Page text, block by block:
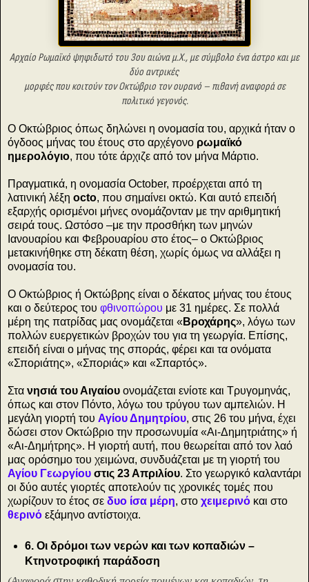
Αρχαίο Ρωμαϊκό ψηφιδωτό του 3ου αιώνα μ.Χ., με σύμβολοένα άστρο και με
δύο αντρικές
μορφέςπου κοιτούν τον Οκτώβριο τον ουρανό – πιθανή αναφορά σε
πολιτικό γεγονός.
Ο Οκτώβριος όπως δηλώνει η ονομασία του, αρχικά ήταν ο
όγδοος μήνας του έτους στο αρχέγονο ρωμαϊκό
ημερολόγιο, που τότε άρχιζε από τον μήνα Μάρτιο.
Πραγματικά, η ονομασία October, προέρχεται από τη
λατινική λέξη octo, που σημαίνει οκτώ. Και αυτό επειδή
εξαρχής ορισμένοι μήνες ονομάζονταν με την αριθμητική
σειρά τους. Ωστόσο –με την προσθήκη των μηνών
Ιανουαρίου και Φεβρουαρίου στο έτος– ο Οκτώβριος
μετακινήθηκε στη δέκατη θέση, χωρίς όμως να αλλάξει η
ονομασία του.
Ο Οκτώβριος ή Οκτώβρης είναι ο δέκατος μήνας του έτους
και ο δεύτερος του φθινοπώρου με 31 ημέρες. Σε πολλά
μέρη της πατρίδας μας ονομάζεται «Βροχάρης», λόγω των
πολλών ευεργετικών βροχών του για τη γεωργία. Επίσης,
επειδή είναι ο μήνας της σποράς, φέρει και τα ονόματα
«Σποριάτης», «Σποριάς» και «Σπαρτός».
Στα νησιά του Αιγαίου ονομάζεται ενίοτε και Τρυγομηνάς,
όπως και στον Πόντο, λόγω του τρύγου των αμπελιών. Η
μεγάλη γιορτή του Αγίου Δημητρίου, στις 26 του μήνα, έχει
δώσει στον Οκτώβριο την προσωνυμία «Αι-Δημητριάτης» ή
«Αι-Δημήτρης». Η γιορτή αυτή, που θεωρείται από τον λαό
μας ορόσημο του χειμώνα, συνδυάζεται με τη γιορτή του
Αγίου Γεωργίου στις 23 Απριλίου. Στο γεωργικό καλαντάρι
οι δύο αυτές γιορτές αποτελούν τις χρονικές τομές που
χωρίζουν το έτος σε δυο ίσα μέρη, στο χειμερινό και στο
θερινό εξάμηνο αντίστοιχα.
6. Οι δρόμοι των νερών και των κοπαδιών –
Κτηνοτροφική παράδοση